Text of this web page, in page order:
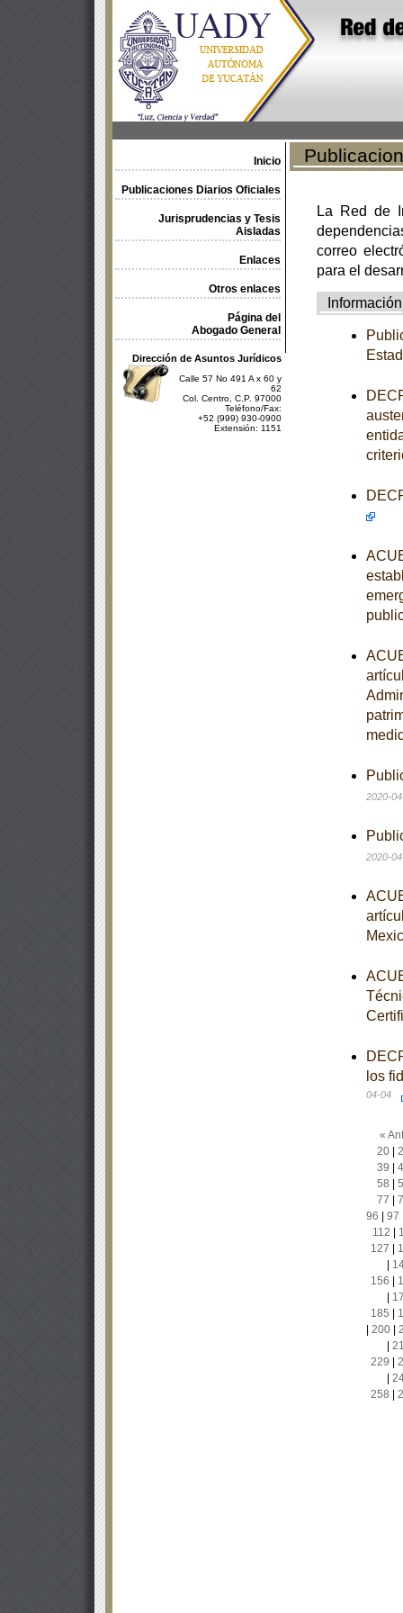
Inicio
Publicaciones Diarios Oficiales
Jurisprudencias y Tesis
Aisladas
Enlaces
Otros enlaces
Página del
Abogado General
Dirección de Asuntos Jurídicos
Calle 57 No 491 A x 60 y
62
Col. Centro, C.P. 97000
Teléfono/Fax:
+52 (999) 930-0900
Extensión: 1151
La Red de
correo
para el
Información
2020-
2020-
los
04-04
«
20|
39
58
77
96
97
112
127
156
185
200|
229
258